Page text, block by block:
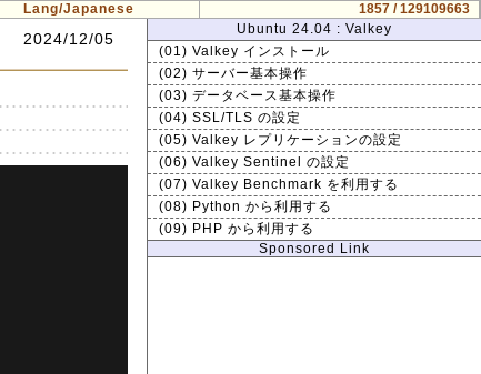
Lang/Japanese
1857 / 129109663
2024/12/05
Ubuntu 24.04 : Valkey
(01) Valkey インストール
(02) サーバー基本操作
(03) データベース基本操作
(04) SSL/TLS の設定
(05) Valkey レプリケーションの設定
(06) Valkey Sentinel の設定
(07) Valkey Benchmark を利用する
(08) Python から利用する
(09) PHP から利用する
Sponsored Link